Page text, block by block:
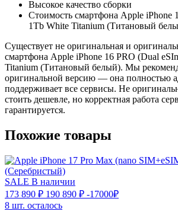
Высокое качество сборки
Стоимость смартфона Apple iPhone
1Tb White Titanium (Титановый
Существует не оригинальная и
смартфона Apple iPhone 16 PRO (Dual
Titanium (Титановый белый). Мы
оригинальной версию — она полностью
поддерживает все сервисы. Не
стоить дешевле, но корректная работа
гарантируется.
Похожие товары
SALE В наличии
173 890 ₽ 190 890 ₽ -17000₽
8 шт. осталось